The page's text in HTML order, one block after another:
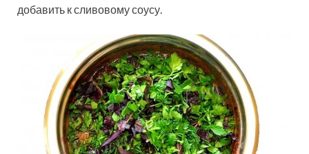
добавить к сливовому соусу.